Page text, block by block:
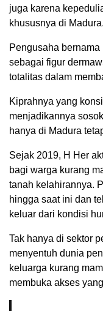
juga karena
khususnya di Madura.
Pengusaha
sebagai figur
totalitas dalam
Kiprahnya yang
menjadikannya
hanya di Madura
Sejak 2019, H Her
bagi warga kurang
tanah kelahirannya.
hingga saat ini dan
keluar dari kondisi
Tak hanya di sektor
menyentuh dunia
keluarga kurang
membuka akses